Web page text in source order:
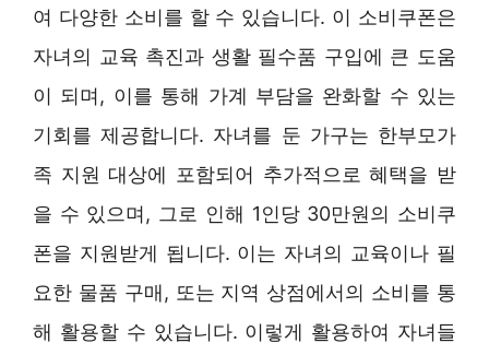
여 다양한 소비를 할 수 있습니다. 이 소비쿠폰은
자녀의 교육 촉진과 생활 필수품 구입에 큰 도움
이 되며, 이를 통해 가계 부담을 완화할 수 있는
기회를 제공합니다. 자녀를 둔 가구는 한부모가
족 지원 대상에 포함되어 추가적으로 혜택을 받
을 수 있으며, 그로 인해 1인당 30만원의 소비쿠
폰을 지원받게 됩니다. 이는 자녀의 교육이나 필
요한 물품 구매, 또는 지역 상점에서의 소비를 통
해 활용할 수 있습니다. 이렇게 활용하여 자녀들